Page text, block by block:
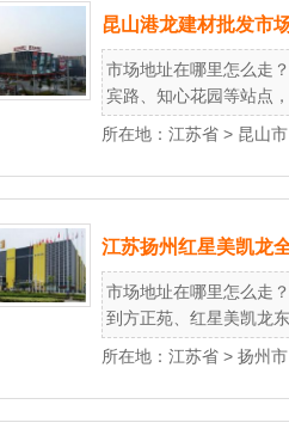
昆山港龙建材批发市
市场地址在哪里怎么走
宾路、知心花园等站点
所在地： 江苏省 > 昆山市
江苏扬州红星美凯龙
市场地址在哪里怎么走
到方正苑、红星美凯龙
所在地： 江苏省 > 扬州市